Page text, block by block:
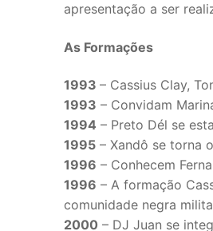
apresentação a ser
As Formações
1993 – Cassius Clay,
1993 – Convidam
1994 – Preto Dél se
1995 – Xandô se torna
1996 – Conhecem
1996 – A formação
comunidade negra
2000 – DJ Juan se